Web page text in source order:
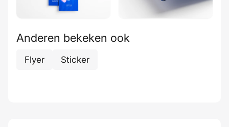
Anderen bekeken ook
Flyer Sticker